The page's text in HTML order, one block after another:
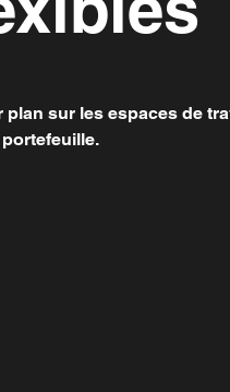
sur les espaces de